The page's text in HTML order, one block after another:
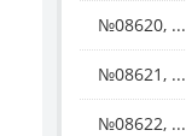
№08620, ...
№08621, ...
№08622, ...